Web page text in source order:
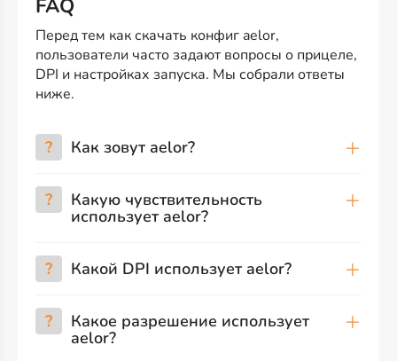
FAQ
Перед тем как скачать конфиг aelor,
пользователи часто задают вопросы о прицеле,
DPI и настройках запуска. Мы собрали ответы
ниже.
? Как зовут aelor?
? Какую чувствительность
использует aelor?
? Какой DPI использует aelor?
? Какое разрешение использует
aelor?